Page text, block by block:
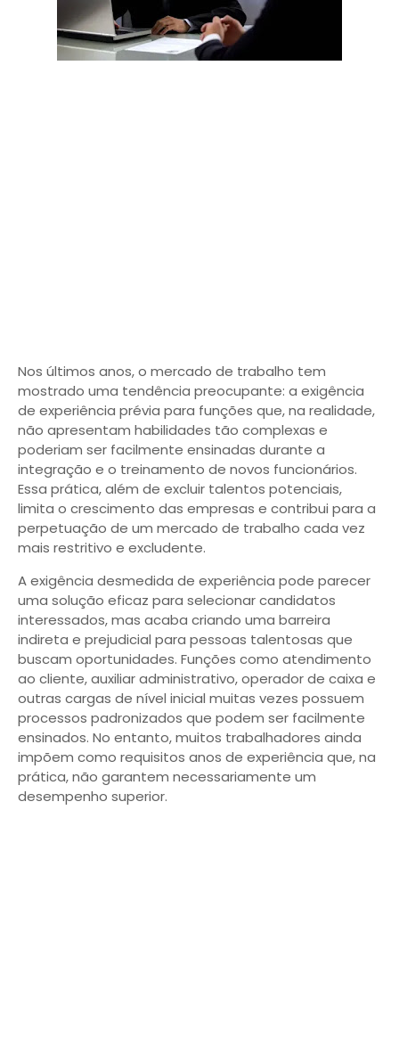
Nos últimos anos, o mercado de trabalho tem
mostrado uma tendência preocupante: a exigência
de experiência prévia para funções que, na realidade,
não apresentam habilidades tão complexas e
poderiam ser facilmente ensinadas durante a
integração e o treinamento de novos funcionários.
Essa prática, além de excluir talentos potenciais,
limita o crescimento das empresas e contribui para a
perpetuação de um mercado de trabalho cada vez
mais restritivo e excludente.
A exigência desmedida de experiência pode parecer
uma solução eficaz para selecionar candidatos
interessados, mas acaba criando uma barreira
indireta e prejudicial para pessoas talentosas que
buscam oportunidades. Funções como atendimento
ao cliente, auxiliar administrativo, operador de caixa e
outras cargas de nível inicial muitas vezes possuem
processos padronizados que podem ser facilmente
ensinados. No entanto, muitos trabalhadores ainda
impõem como requisitos anos de experiência que, na
prática, não garantem necessariamente um
desempenho superior.